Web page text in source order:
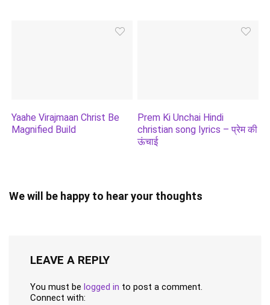
Yaahe Virajmaan Christ Be
Magnified Build
Prem Ki Unchai Hindi
christian song lyrics – प्रेम की
ऊंचाई
We will be happy to hear your thoughts
LEAVE A REPLY
You must be logged in to post a comment.
Connect with: